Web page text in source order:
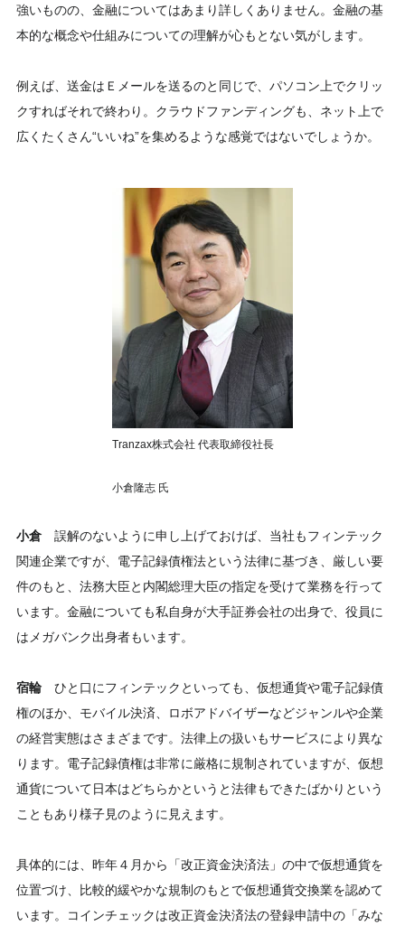
強いものの、金融についてはあまり詳しくありません。金融の基
本的な概念や仕組みについての理解が心もとない気がします。
例えば、送金はＥメールを送るのと同じで、パソコン上でクリッ
クすればそれで終わり。クラウドファンディングも、ネット上で
広くたくさん“いいね”を集めるような感覚ではないでしょうか。
Tranzax株式会社 代表取締役社長
小倉隆志 氏
小倉 誤解のないように申し上げておけば、当社もフィンテック
関連企業ですが、電子記録債権法という法律に基づき、厳しい要
件のもと、法務大臣と内閣総理大臣の指定を受けて業務を行って
います。金融についても私自身が大手証券会社の出身で、役員に
はメガバンク出身者もいます。
宿輪 ひと口にフィンテックといっても、仮想通貨や電子記録債
権のほか、モバイル決済、ロボアドバイザーなどジャンルや企業
の経営実態はさまざまです。法律上の扱いもサービスにより異な
ります。電子記録債権は非常に厳格に規制されていますが、仮想
通貨について日本はどちらかというと法律もできたばかりという
こともあり様子見のように見えます。
具体的には、昨年４月から「改正資金決済法」の中で仮想通貨を
位置づけ、比較的緩やかな規制のもとで仮想通貨交換業を認めて
います。コインチェックは改正資金決済法の登録申請中の「みな